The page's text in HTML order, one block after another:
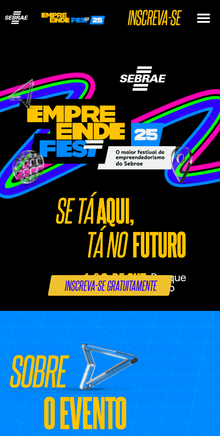
INSCREVA-SE GRATUITAMENTE